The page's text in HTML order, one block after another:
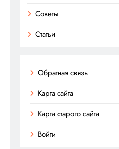
Советы
Статьи
Обратная связь
Карта сайта
Карта старого сайта
Войти